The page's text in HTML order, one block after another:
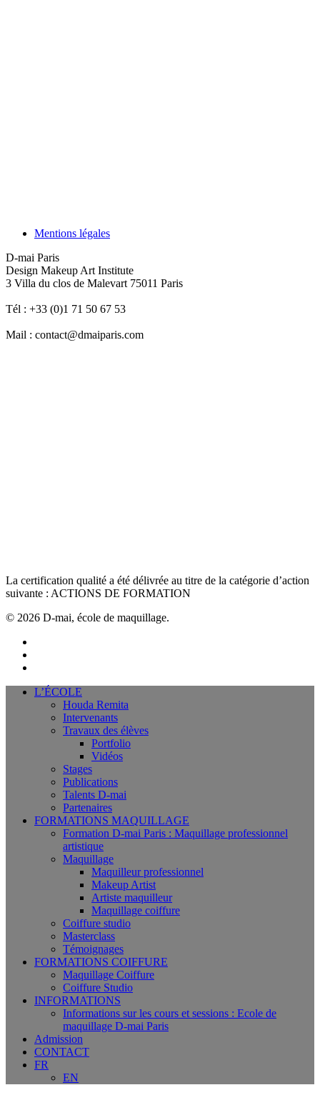
Mentions légales
D-mai Paris
Design Makeup Art Institute
3 Villa du clos de Malevart 75011 Paris
Tél : +33 (0)1 71 50 67 53
Mail : contact@dmaiparis.com
La certification qualité a été délivrée au titre de la catégorie d’action
suivante : ACTIONS DE FORMATION
© 2026 D-mai, école de maquillage.
Close
L’ÉCOLE
Houda Remita
Intervenants
Travaux des élèves
Portfolio
Vidéos
Stages
Publications
Talents D-mai
Partenaires
FORMATIONS MAQUILLAGE
Formation D-mai Paris : Maquillage professionnel
artistique
Maquillage
Maquilleur professionnel
Makeup Artist
Artiste maquilleur
Maquillage coiffure
Coiffure studio
Masterclass
Témoignages
FORMATIONS COIFFURE
Maquillage Coiffure
Coiffure Studio
INFORMATIONS
Informations sur les cours et sessions : Ecole de
maquillage D-mai Paris
Admission
CONTACT
FR
EN